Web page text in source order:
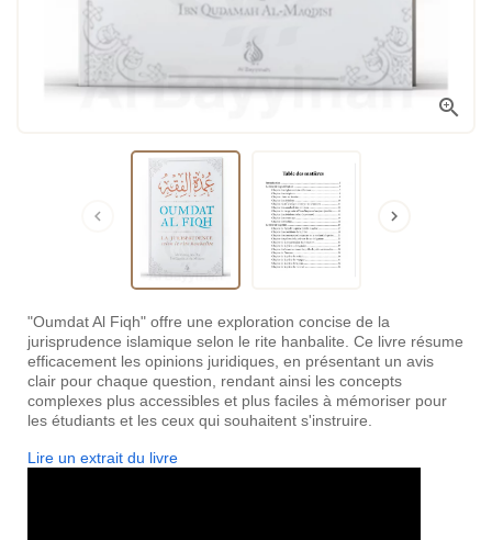

 
"Oumdat Al Fiqh" offre une exploration concise de la
jurisprudence islamique selon le rite hanbalite. Ce livre résume
efficacement les opinions juridiques, en présentant un avis
clair pour chaque question, rendant ainsi les concepts
complexes plus accessibles et plus faciles à mémoriser pour
les étudiants et les ceux qui souhaitent s'instruire.
Lire un extrait du livre